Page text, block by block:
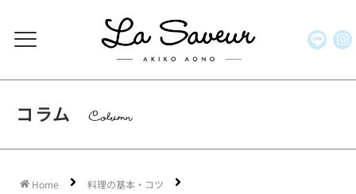
コラム Column
Home
料理の基本・コツ